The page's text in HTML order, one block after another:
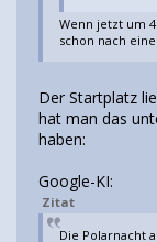
Wenn jetzt um
schon nach
Der Startplatz
hat man das
haben:
Google-KI:
Zitat
Die Polarnacht